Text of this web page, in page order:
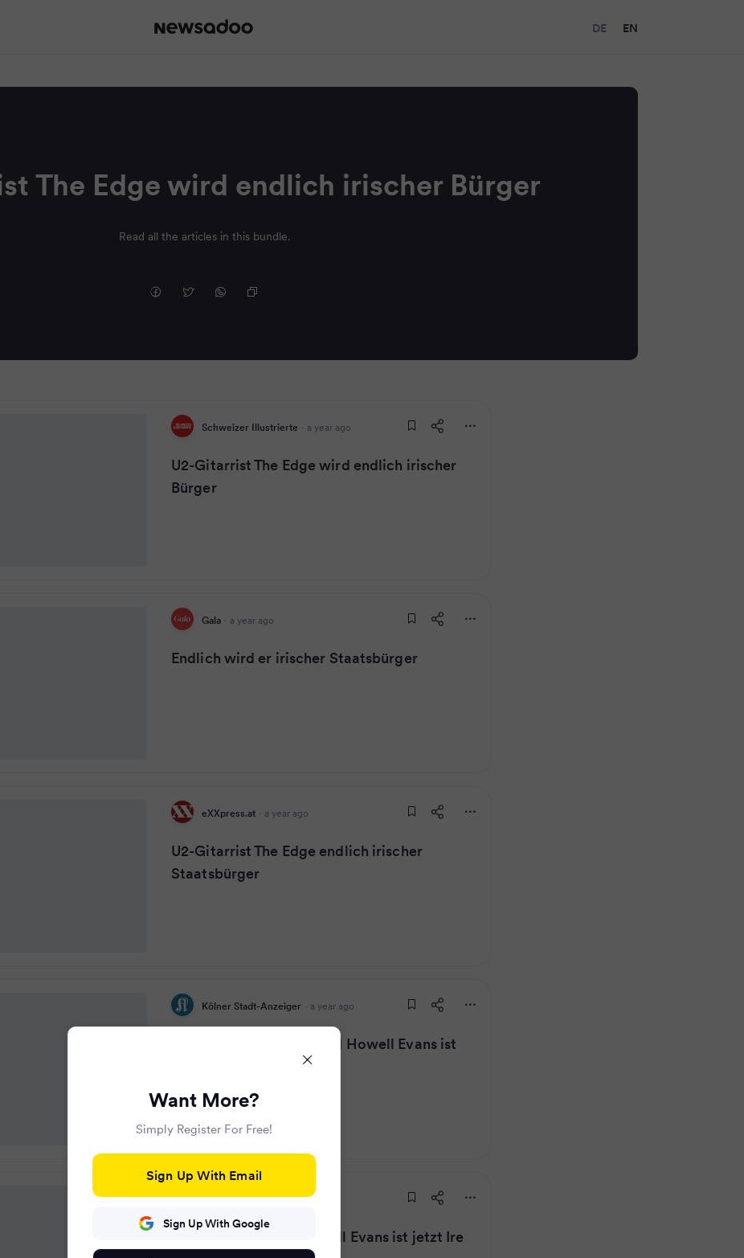
DE EN
The Edge wird endlich irischer Bürger
Read all the articles in this bundle.
Schweizer Illustrierte · a year ago
U2-Gitarrist The Edge wird endlich irischer
Bürger
Gala · a year ago
Endlich wird er irischer Staatsbürger
eXXpress.at · a year ago
U2-Gitarrist The Edge endlich irischer
Staatsbürger
Kölner Stadt-Anzeiger · a year ago
Musik: U2-Gitarrist David Howell Evans ist
Dülmener Zeitung · a year ago
U2-Gitarrist David Howell Evans ist jetzt Ire
Want More?
Simply Register For Free!
Sign Up With Email
Sign Up With Google